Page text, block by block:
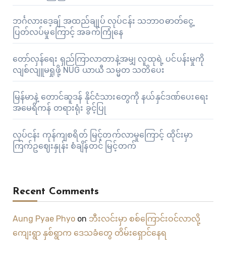
ဘင်္ဂလားဒေ့ချ် အထည်ချုပ် လုပ်ငန်း သဘာဝဓာတ်ငွေ့
ပြတ်လပ်မှုကြောင့် အခက်ကြုံနေ
တော်လှန်ရေး ရှည်ကြာလာတာနဲ့အမျှ လူထုရဲ့ ပင်ပန်းမှုကို
လျစ်လျူမရှုဖို့ NUG ယာယီ သမ္မတ သတိပေး
မြန်မာနဲ့ တောင်ဆူဒန် နိုင်ငံသားတွေကို နယ်နှင်ဒဏ်ပေးရေး
အမေရိကန် တရားရုံး ခွင့်ပြု
လုပ်ငန်း ကုန်ကျစရိတ် မြင့်တက်လာမှုကြောင့် ထိုင်းမှာ
ကြက်ဥဈေးနှုန်း စံချိန်တင် မြင့်တက်
Recent Comments
Aung Pyae Phyoon ဘီးလင်းမှာ စစ်ကြောင်းဝင်လာလို့
ကျေးရွာ နှစ်ရွာက ဒေသခံတွေ တိမ်းရှောင်နေရ